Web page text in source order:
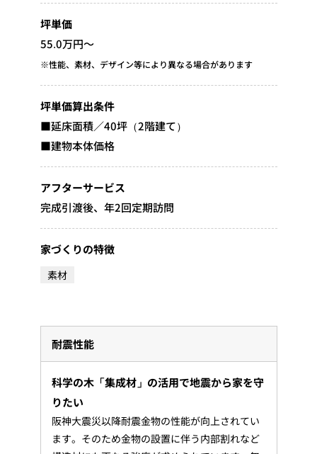
坪単価
55.0万円～
※性能、素材、デザイン等により異なる場合があります
坪単価算出条件
■延床面積／40坪（2階建て）
■建物本体価格
アフターサービス
完成引渡後、年2回定期訪問
家づくりの特徴
素材
耐震性能
科学の木「集成材」の活用で地震から家を守
りたい
阪神大震災以降耐震金物の性能が向上されてい
ます。そのため金物の設置に伴う内部割れなど